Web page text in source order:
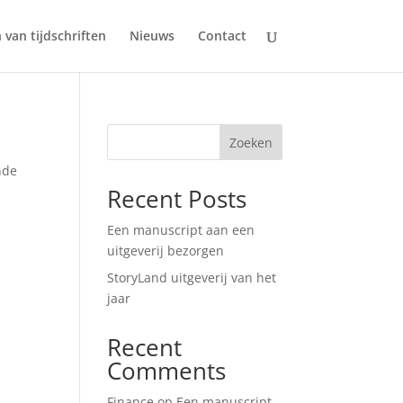
van tijdschriften Nieuws Contact
Zoeken
Recent Posts
Een manuscript aan een
uitgeverij bezorgen
StoryLand uitgeverij van het
jaar
Recent
Comments